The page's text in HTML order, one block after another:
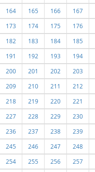
164
165 166 167
173
174 175 176
182
183 184 185
191
192 193 194
200
201 202 203
209
210 211 212
218
219 220 221
227
228 229 230
236
237 238 239
245
246 247 248
254
255 256 257